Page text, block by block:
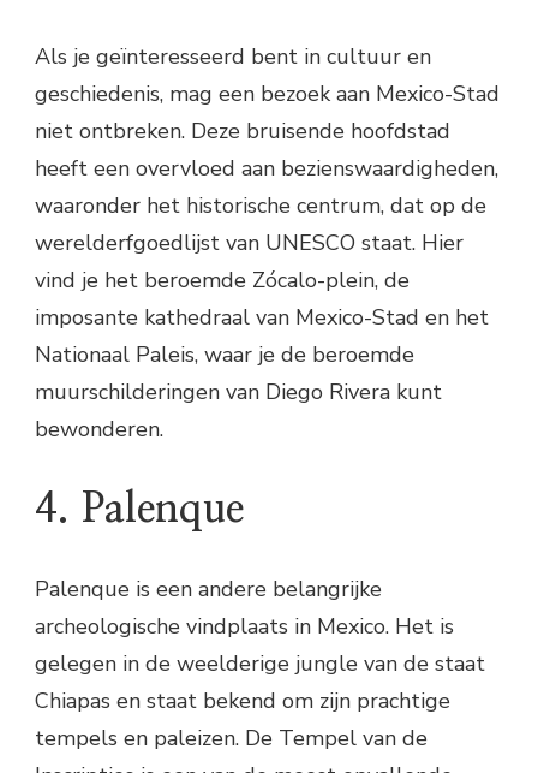
Als je geïnteresseerd bent in cultuur en
geschiedenis, mag een bezoek aan Mexico-Stad
niet ontbreken. Deze bruisende hoofdstad
heeft een overvloed aan bezienswaardigheden,
waaronder het historische centrum, dat op de
werelderfgoedlijst van UNESCO staat. Hier
vind je het beroemde Zócalo-plein, de
imposante kathedraal van Mexico-Stad en het
Nationaal Paleis, waar je de beroemde
muurschilderingen van Diego Rivera kunt
bewonderen.
4. Palenque
Palenque is een andere belangrijke
archeologische vindplaats in Mexico. Het is
gelegen in de weelderige jungle van de staat
Chiapas en staat bekend om zijn prachtige
tempels en paleizen. De Tempel van de